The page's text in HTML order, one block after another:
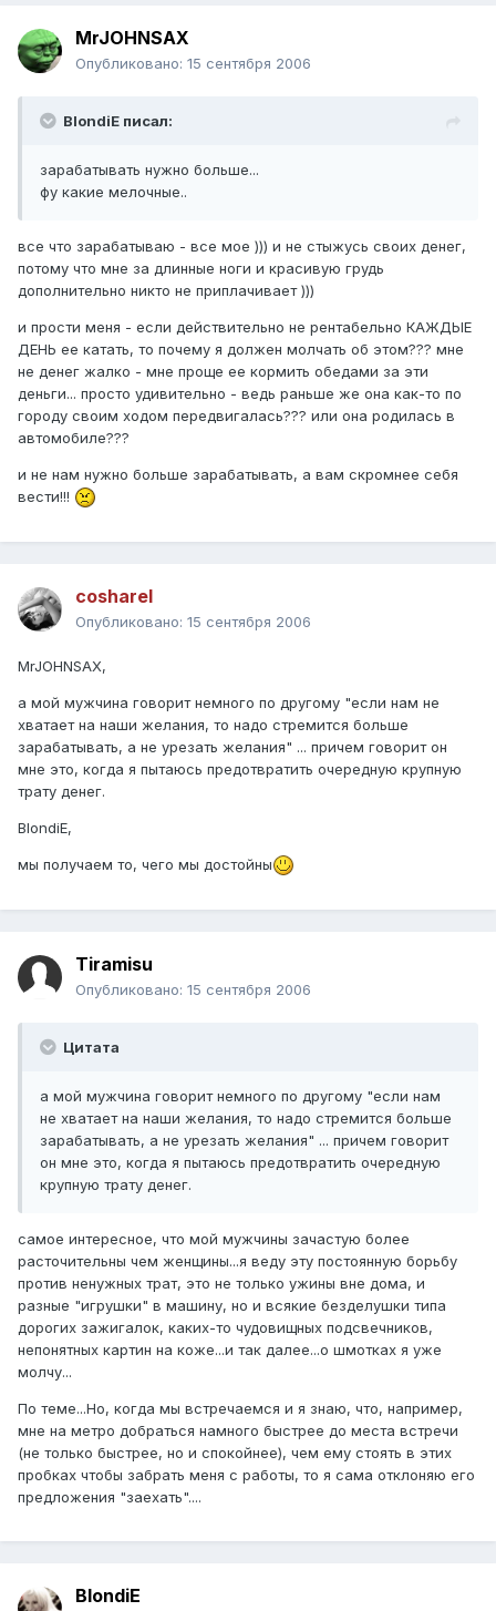
MrJOHNSAX
Опубликовано: 15 сентября 2006
BlondiE писал:
зарабатывать нужно больше...
фу какие мелочные..
все что зарабатываю - все мое ))) и не стыжусь своих денег,
потому что мне за длинные ноги и красивую грудь
дополнительно никто не приплачивает )))
и прости меня - если действительно не рентабельно КАЖДЫЕ
ДЕНЬ ее катать, то почему я должен молчать об этом??? мне
не денег жалко - мне проще ее кормить обедами за эти
деньги... просто удивительно - ведь раньше же она как-то по
городу своим ходом передвигалась??? или она родилась в
автомобиле???
и не нам нужно больше зарабатывать, а вам скромнее себя
вести!!!
cosharel
Опубликовано: 15 сентября 2006
MrJOHNSAX,
а мой мужчина говорит немного по другому "если нам не
хватает на наши желания, то надо стремится больше
зарабатывать, а не урезать желания" ... причем говорит он
мне это, когда я пытаюсь предотвратить очередную крупную
трату денег.
BlondiE,
мы получаем то, чего мы достойны
Tiramisu
Опубликовано: 15 сентября 2006
Цитата
а мой мужчина говорит немного по другому "если нам
не хватает на наши желания, то надо стремится больше
зарабатывать, а не урезать желания" ... причем говорит
он мне это, когда я пытаюсь предотвратить очередную
крупную трату денег.
самое интересное, что мой мужчины зачастую более
расточительны чем женщины...я веду эту постоянную борьбу
против ненужных трат, это не только ужины вне дома, и
разные "игрушки" в машину, но и всякие безделушки типа
дорогих зажигалок, каких-то чудовищных подсвечников,
непонятных картин на коже...и так далее...о шмотках я уже
молчу...
По теме...Но, когда мы встречаемся и я знаю, что, например,
мне на метро добраться намного быстрее до места встречи
(не только быстрее, но и спокойнее), чем ему стоять в этих
пробках чтобы забрать меня с работы, то я сама отклоняю его
предложения "заехать"....
BlondiE